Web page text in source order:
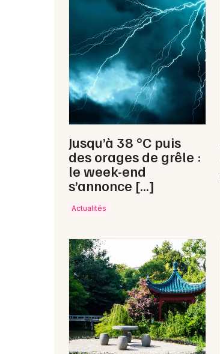
Jusqu’à 38 °C puis
des orages de grêle :
le week-end
s’annonce […]
Actualités